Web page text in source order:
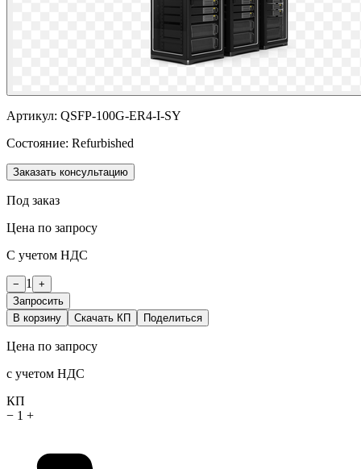
Артикул: QSFP-100G-ER4-I-SY
Состояние: Refurbished
Заказать консультацию
Под заказ
Цена по запросу
С учетом НДС
− 1
+
Запросить
В корзину
Скачать КП Поделиться
Цена по запросу
с учетом НДС
КП
− 1 +